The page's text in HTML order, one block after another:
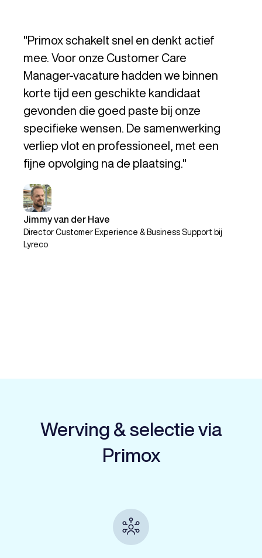
"Primox schakelt snel en denkt actief
mee. Voor onze Customer Care
Manager-vacature hadden we binnen
korte tijd een geschikte kandidaat
gevonden die goed paste bij onze
specifieke wensen. De samenwerking
verliep vlot en professioneel, met een
fijne opvolging na de plaatsing."
Jimmy van der Have
Director Customer Experience & Business Support bij
Lyreco
Werving & selectie via
Primox